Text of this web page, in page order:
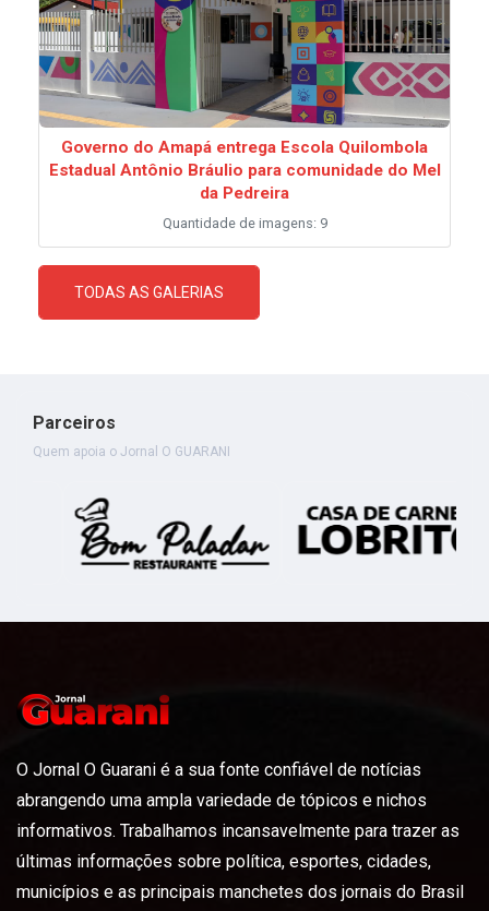
Governo do Amapá entrega Escola Quilombola
Estadual Antônio Bráulio para comunidade do Mel
da Pedreira
Quantidade de imagens: 9
TODAS AS GALERIAS
Parceiros
Quem apoia o Jornal O GUARANI
O Jornal O Guarani é a sua fonte confiável de notícias
abrangendo uma ampla variedade de tópicos e nichos
informativos. Trabalhamos incansavelmente para trazer as
últimas informações sobre política, esportes, cidades,
municípios e as principais manchetes dos jornais do Brasil